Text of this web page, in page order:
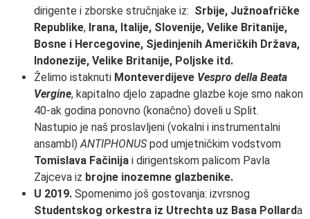
dirigente i zborske stručnjake iz: Srbije, Južnoafričke
Republike, Irana, Italije, Slovenije, Velike Britanije,
Bosne i Hercegovine, Sjedinjenih Američkih Država,
Indonezije, Velike Britanije, Poljske itd.
Želimo istaknuti Monteverdijeve Vespro della Beata
Vergine, kapitalno djelo zapadne glazbe koje smo nakon
40-ak godina ponovno (konačno) doveli u Split.
Nastupio je naš proslavljeni (vokalni i instrumentalni
ansambl) ANTIPHONUSpod umjetničkim vodstvom
Tomislava Fačinija i dirigentskom palicom Pavla
Zajceva iz brojne inozemne glazbenike.
U 2019. Spomenimo još gostovanja: izvrsnog
Studentskog orkestra iz Utrechta uz Basa Pollarda